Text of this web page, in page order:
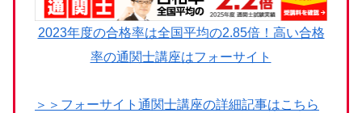
2023年度の合格率は全国平均の2.85倍！高い合格
率の通関士講座はフォーサイト
＞＞フォーサイト通関士講座の詳細記事はこちら